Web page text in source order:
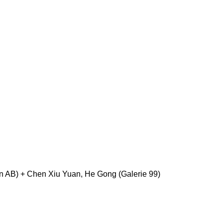
+ Chen Xiu Yuan, He Gong (Galerie 99)